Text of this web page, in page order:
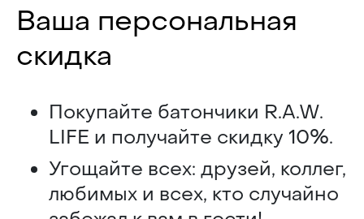
Ваша персональная
скидка
Покупайте батончики R.A.W.
LIFE и получайте скидку 10%.
Угощайте всех: друзей, коллег,
любимых и всех, кто случайно